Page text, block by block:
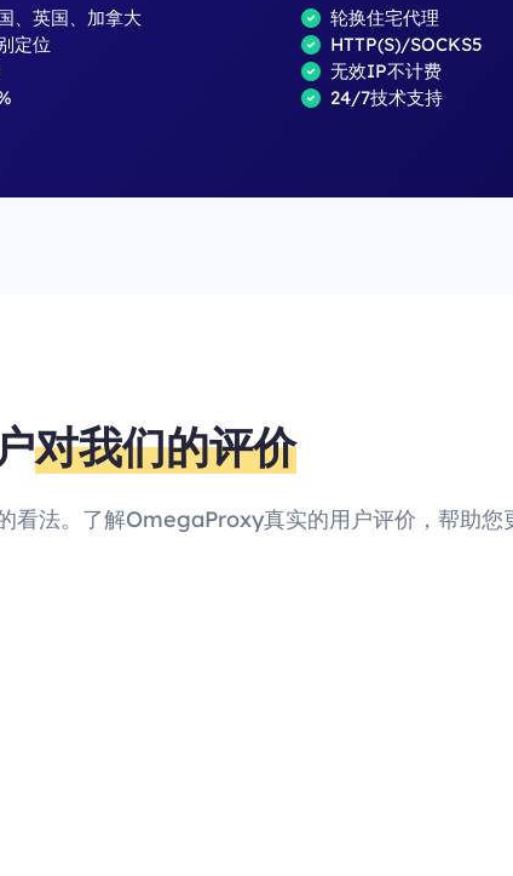
、英国、加拿大
轮换住宅代理
定位
HTTP(S)/SOCKS5
无效IP不计费
24/7技术支持
对我们的评价
法。了解OmegaProxy真实的用户评价，帮助您